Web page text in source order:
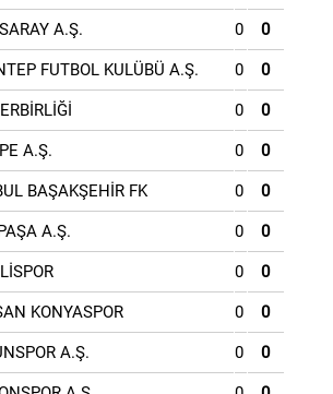
A.Ş. 0 0
FUTBOL KULÜBÜ A.Ş. 0 0
0 0
A.Ş. 0 0
BAŞAKŞEHİR FK 0 0
A.Ş. 0 0
0 0
KONYASPOR 0 0
A.Ş. 0 0